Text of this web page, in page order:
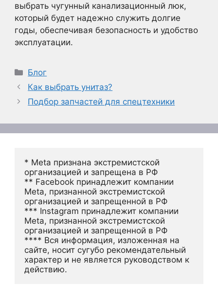
выбрать чугунный канализационный люк,
который будет надежно служить долгие
годы, обеспечивая безопасность и удобство
эксплуатации.
Рубрики
Блог
Как выбрать унитаз?
Подбор запчастей для спецтехники
* Meta признана экстремистской
организацией и запрещена в РФ
** Facebook принадлежит компании
Meta, признанной экстремистской
организацией и запрещенной в РФ
*** Instagram принадлежит компании
Meta, признанной экстремистской
организацией и запрещенной в РФ
**** Вся информация, изложенная на
сайте, носит сугубо рекомендательный
характер и не является руководством к
действию.